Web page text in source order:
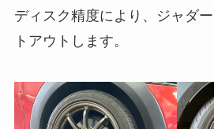
ディスク精度により、ジャダ
トアウトします。